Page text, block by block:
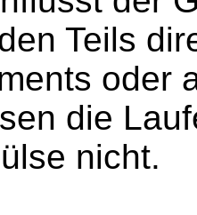
Teils
oder
die
nicht.